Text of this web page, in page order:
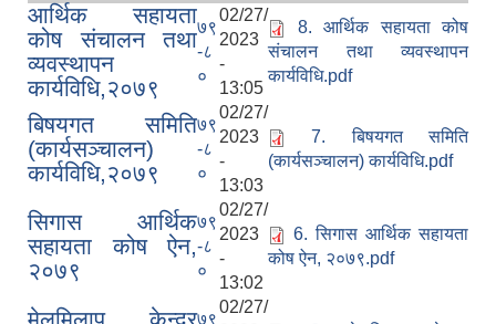
आर्थिक सहायता
कोष संचालन तथा
व्यवस्थापन
कार्यविधि,२०७९
७९
-८
०
02/27/
2023
-
13:05
8. आर्थिक सहायता कोष
संचालन तथा व्यवस्थापन
कार्यविधि.pdf
बिषयगत समिति
(कार्यसञ्चालन)
कार्यविधि,२०७९
७९
-८
०
02/27/
2023
-
13:03
7. बिषयगत समिति
(कार्यसञ्चालन) कार्यविधि.pdf
सिगास आर्थिक
सहायता कोष ऐन,
२०७९
७९
-८
०
02/27/
2023
-
13:02
6. सिगास आर्थिक सहायता
कोष ऐन, २०७९.pdf
७९
02/27/